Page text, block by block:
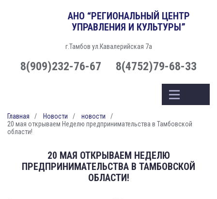
АНО “РЕГИОНАЛЬНЫЙ ЦЕНТР
УПРАВЛЕНИЯ И КУЛЬТУРЫ”
г.Тамбов ул.Кавалерийская 7а
8(909)232-76-67 8(4752)79-68-33
Главная Новости
новости
20 мая открываем Неделю предпринимательства в Тамбовской
области!
20 МАЯ ОТКРЫВАЕМ НЕДЕЛЮ
ПРЕДПРИНИМАТЕЛЬСТВА В ТАМБОВСКОЙ
ОБЛАСТИ!